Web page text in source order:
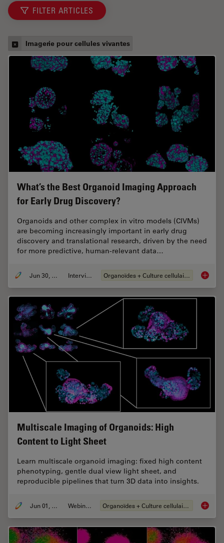
FILTER ARTICLES
Imagerie pour cellules vivantes
What’s the Best Organoid Imaging Approach
for Early Drug Discovery?
Organoids and other complex in vitro models (CIVMs)
are becoming increasingly important in early drug
discovery and translational research, driven by the need
for more predictive, human-relevant data…
Jun 30, 2026 Interviews Organoïdes + Culture cellulaire en 3D
Multiscale Imaging of Organoids: High
Content to Light Sheet
Learn multiscale organoid imaging: fixed high content
phenotyping, gentle dual view light sheet, and
reproducible pipelines that turn 3D data into insights.
Jun 01, 2026 Webinaire Organoïdes + Culture cellulaire en 3D